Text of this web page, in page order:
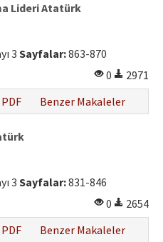
Lideri Atatürk
3 Sayfalar:863-870
0
2971
PDF Benzer Makaleler
3 Sayfalar:831-846
0
2654
PDF Benzer Makaleler